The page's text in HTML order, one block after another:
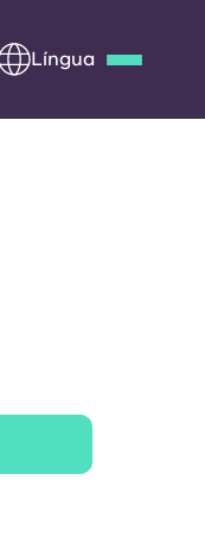
Língua